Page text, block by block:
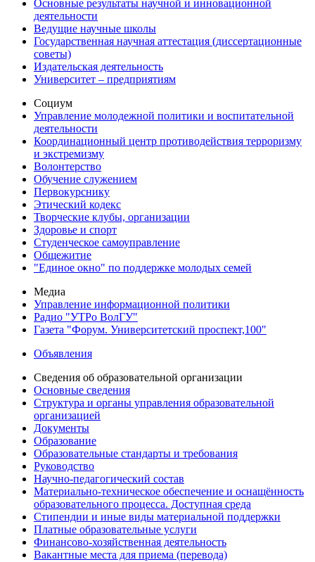
Основные результаты научной и инновационной
деятельности
Ведущие научные школы
Государственная научная аттестация (диссертационные
советы)
Издательская деятельность
Университет – предприятиям
Социум
Управление молодежной политики и воспитательной
деятельности
Координационный центр противодействия терроризму
и экстремизму
Волонтерство
Обучение служением
Первокурснику
Этический кодекс
Творческие клубы, организации
Здоровье и спорт
Студенческое самоуправление
Общежитие
"Единое окно" по поддержке молодых семей
Медиа
Управление информационной политики
Радио "УТРо ВолГУ"
Газета "Форум. Университетский проспект,100"
Объявления
Сведения об образовательной организации
Основные сведения
Структура и органы управления образовательной
организацией
Документы
Образование
Образовательные стандарты и требования
Руководство
Научно-педагогический состав
Материально-техническое обеспечение и оснащённость
образовательного процесса. Доступная среда
Стипендии и иные виды материальной поддержки
Платные образовательные услуги
Финансово-хозяйственная деятельность
Вакантные места для приема (перевода)